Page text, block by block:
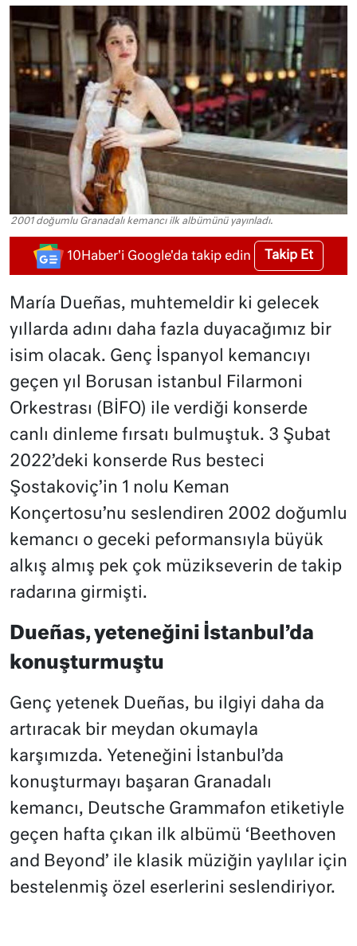
2001 doğumlu Granadalı kemancı ilk albümünü yayınladı.
10Haber'i Google'da takip edin Takip Et
María Dueñas, muhtemeldir ki gelecek
yıllarda adını daha fazla duyacağımız bir
isim olacak. Genç İspanyol kemancıyı
geçen yıl Borusan istanbul Filarmoni
Orkestrası (BİFO) ile verdiği konserde
canlı dinleme fırsatı bulmuştuk. 3 Şubat
2022’deki konserde Rus besteci
Şostakoviç’in 1 nolu Keman
Konçertosu’nu seslendiren 2002 doğumlu
kemancı o geceki peformansıyla büyük
alkış almış pek çok müzikseverin de takip
radarına girmişti.
Dueñas, yeteneğini İstanbul’da
konuşturmuştu
Genç yetenek Dueñas, bu ilgiyi daha da
artıracak bir meydan okumayla
karşımızda. Yeteneğini İstanbul’da
konuşturmayı başaran Granadalı
kemancı, Deutsche Grammafon etiketiyle
geçen hafta çıkan ilk albümü ‘Beethoven
and Beyond’ ile klasik müziğin yaylılar için
bestelenmiş özel eserlerini seslendiriyor.